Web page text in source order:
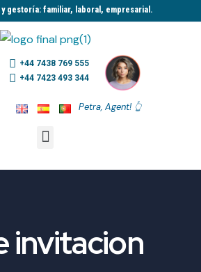
gestoría: familiar, laboral, empresarial.​
+44 7438 769 555
+44 7423 493 344
Petra, Agent! 👆
invitacion